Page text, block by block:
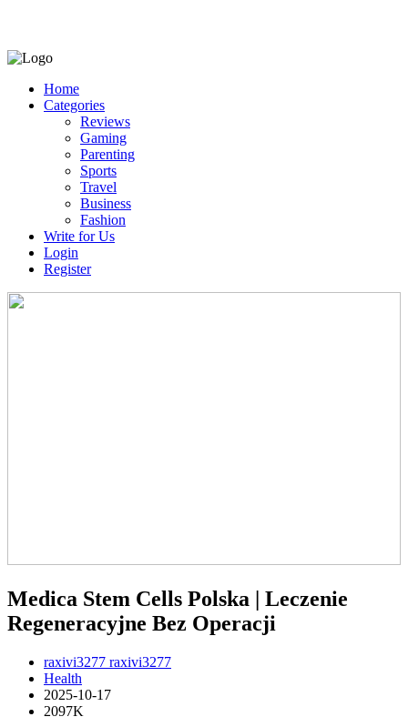
Home
Categories
Reviews
Gaming
Parenting
Sports
Travel
Business
Fashion
Write for Us
Login
Register
Medica Stem Cells Polska | Leczenie
Regeneracyjne Bez Operacji
raxivi3277 raxivi3277
Health
2025-10-17
2097K